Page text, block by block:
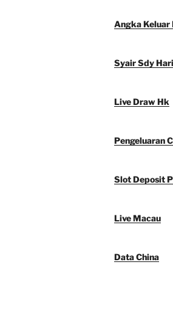
Angka Keluar
Syair Sdy
Live Draw Hk
Pengeluaran
Slot Deposit
Live Macau
Data China